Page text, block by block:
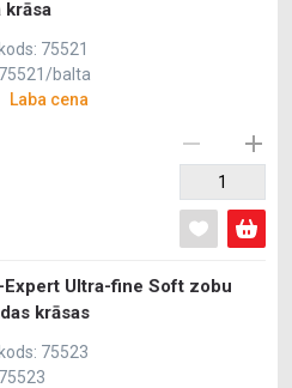
krāsa
kods: 75521
75521/balta
Laba cena
Ultra-fine Soft zobu
krāsas
kods: 75523
75523